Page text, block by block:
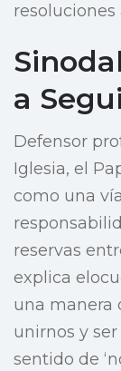
a
Defensor
Iglesia, el
como una
reservas
explica
una manera
unirnos y
sentido de